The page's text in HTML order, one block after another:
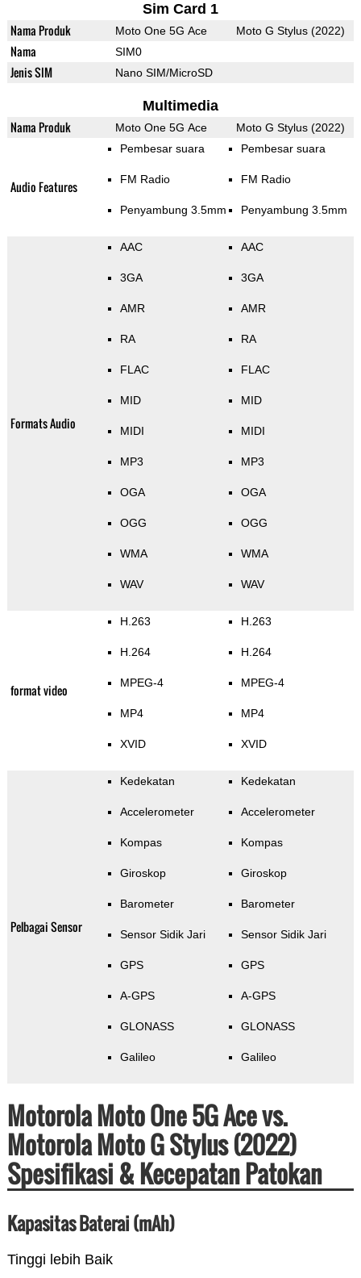
Sim Card 1
Nama Produk Moto One 5G Ace Moto G Stylus (2022)
Nama SIM0
Jenis SIM Nano SIM/MicroSD
Multimedia
Nama Produk Moto One 5G Ace Moto G Stylus (2022)
Audio Features
Pembesar suara
FM Radio
Penyambung 3.5mm
Pembesar suara
FM Radio
Penyambung 3.5mm
Formats Audio
AAC
3GA
AMR
RA
FLAC
MID
MIDI
MP3
OGA
OGG
WMA
WAV
AAC
3GA
AMR
RA
FLAC
MID
MIDI
MP3
OGA
OGG
WMA
WAV
format video
H.263
H.264
MPEG-4
MP4
XVID
H.263
H.264
MPEG-4
MP4
XVID
Pelbagai Sensor
Kedekatan
Accelerometer
Kompas
Giroskop
Barometer
Sensor Sidik Jari
GPS
A-GPS
GLONASS
Galileo
Kedekatan
Accelerometer
Kompas
Giroskop
Barometer
Sensor Sidik Jari
GPS
A-GPS
GLONASS
Galileo
Motorola Moto One 5G Ace vs.
Motorola Moto G Stylus (2022)
Spesifikasi & Kecepatan Patokan
Kapasitas Baterai (mAh)
Tinggi lebih Baik